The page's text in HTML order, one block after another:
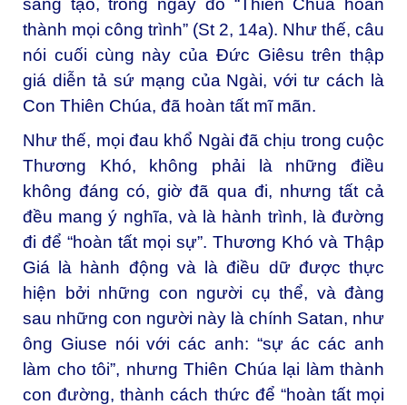
sáng tạo, trong ngày đó “Thiên Chúa hoàn
thành mọi công trình” (St 2, 14a). Như thế, câu
nói cuối cùng này của Đức Giêsu trên thập
giá diễn tả sứ mạng của Ngài, với tư cách là
Con Thiên Chúa, đã hoàn tất mĩ mãn.
Như thế, mọi đau khổ Ngài đã chịu trong cuộc
Thương Khó, không phải là những điều
không đáng có, giờ đã qua đi, nhưng tất cả
đều mang ý nghĩa, và là hành trình, là đường
đi để “hoàn tất mọi sự”. Thương Khó và Thập
Giá là hành động và là điều dữ được thực
hiện bởi những con người cụ thể, và đàng
sau những con người này là chính Satan, như
ông Giuse nói với các anh: “sự ác các anh
làm cho tôi”, nhưng Thiên Chúa lại làm thành
con đường, thành cách thức để “hoàn tất mọi